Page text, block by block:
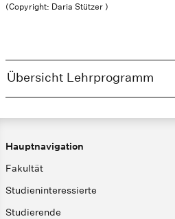
(Copyright: Daria Stützer )
Übersicht Lehrprogramm
Hauptnavigation
Fakultät
Studieninteressierte
Studierende